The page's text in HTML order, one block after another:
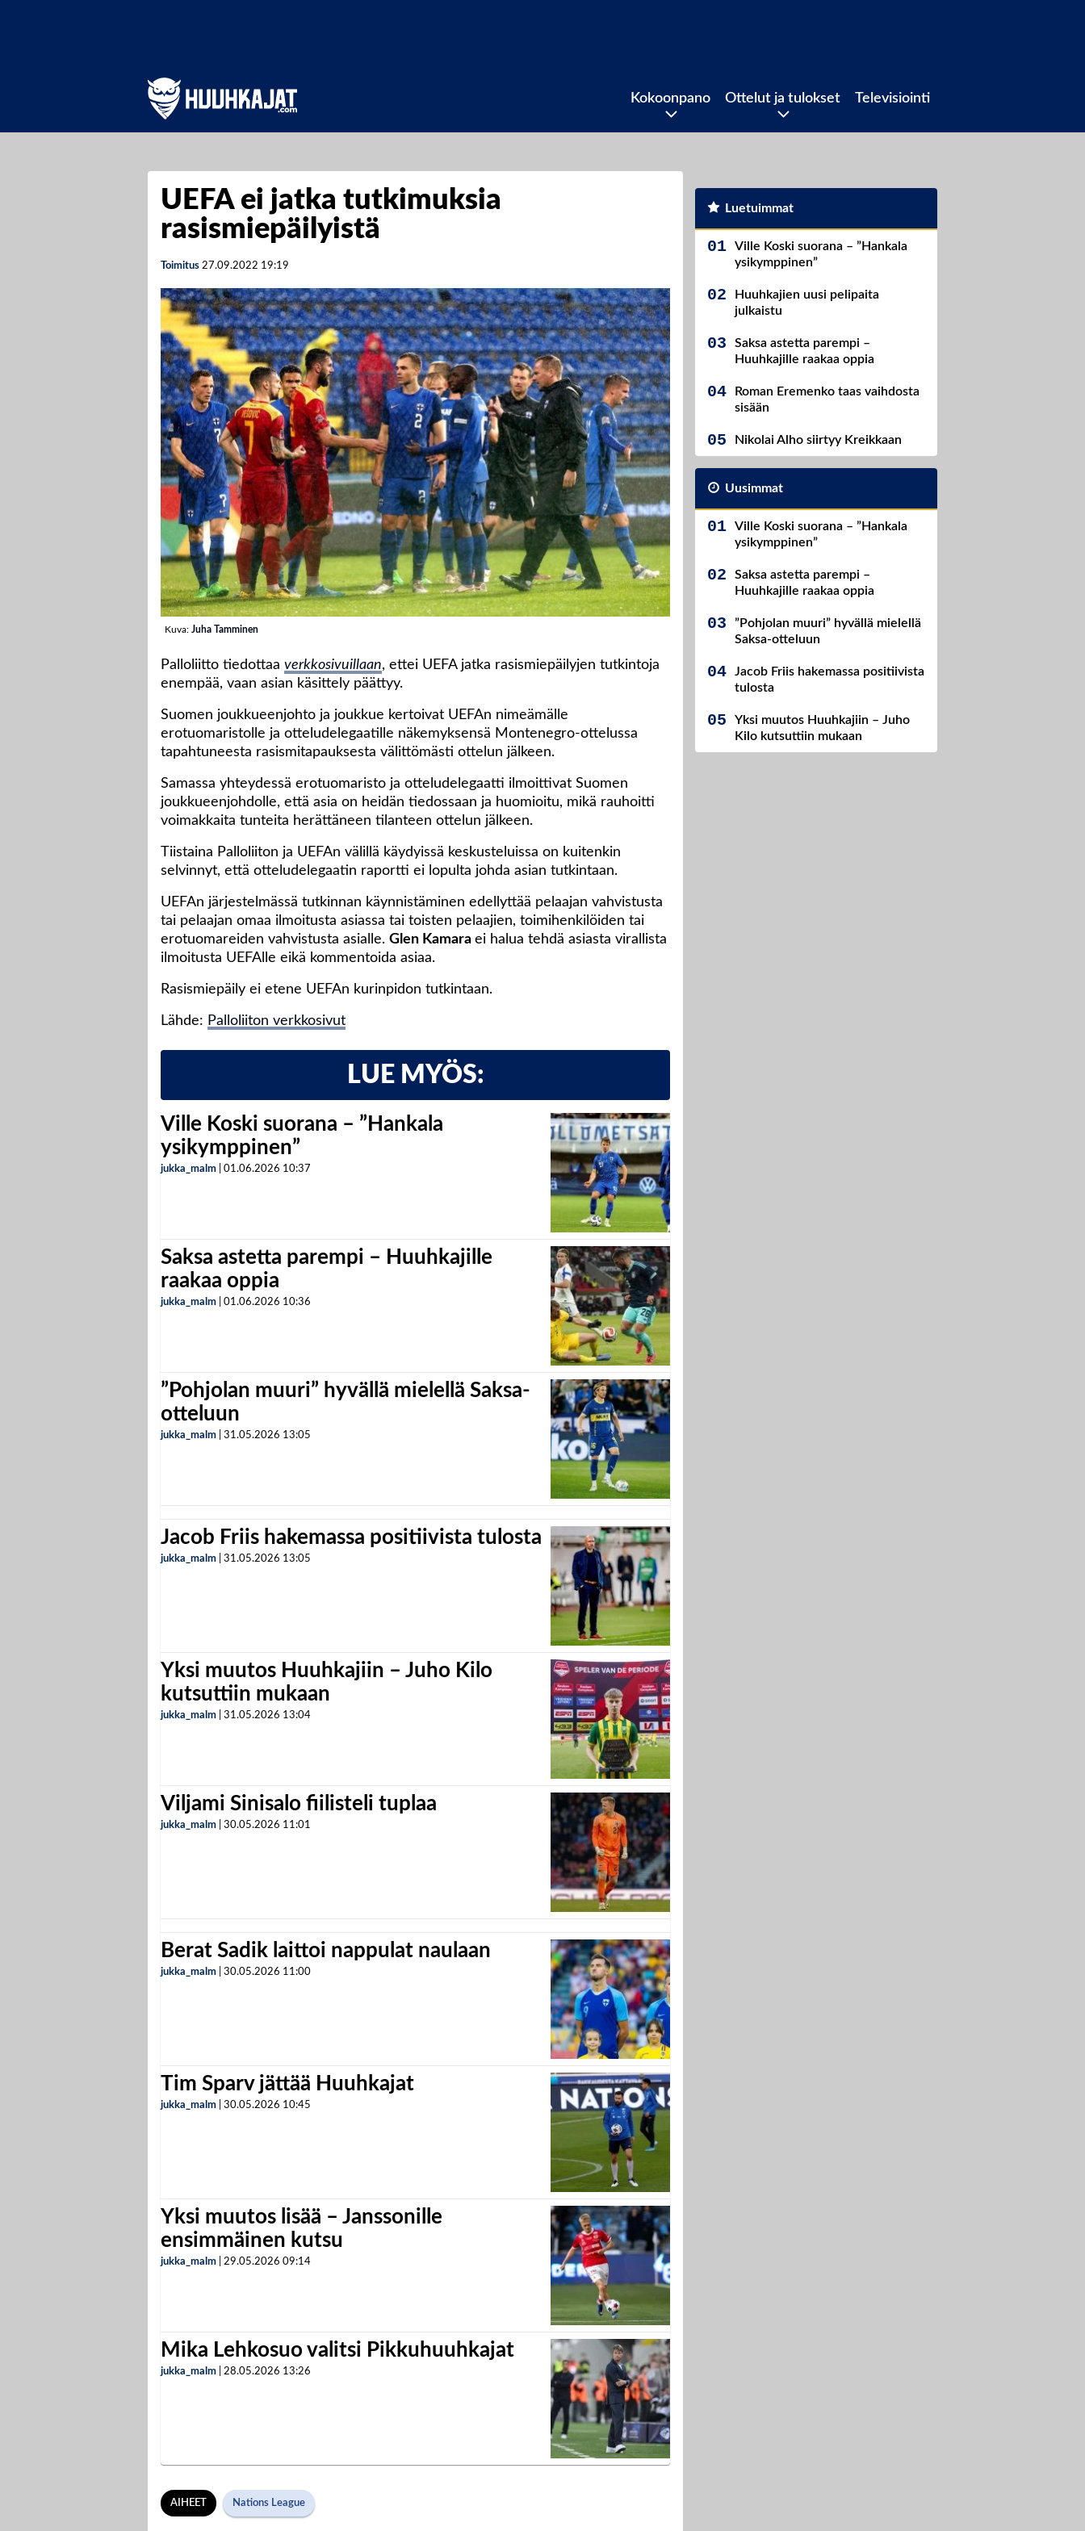
Kokoonpano Ottelut ja tulokset Televisiointi
UEFA ei jatka tutkimuksia
rasismiepäilyistä
Toimitus 27.09.2022 19:19
Kuva: Juha Tamminen
Palloliitto tiedottaa verkkosivuillaan, ettei UEFA jatka rasismiepäilyjen tutkintoja
enempää, vaan asian käsittely päättyy.
Suomen joukkueenjohto ja joukkue kertoivat UEFAn nimeämälle
erotuomaristolle ja otteludelegaatille näkemyksensä Montenegro-ottelussa
tapahtuneesta rasismitapauksesta välittömästi ottelun jälkeen.
Samassa yhteydessä erotuomaristo ja otteludelegaatti ilmoittivat Suomen
joukkueenjohdolle, että asia on heidän tiedossaan ja huomioitu, mikä rauhoitti
voimakkaita tunteita herättäneen tilanteen ottelun jälkeen.
Tiistaina Palloliiton ja UEFAn välillä käydyissä keskusteluissa on kuitenkin
selvinnyt, että otteludelegaatin raportti ei lopulta johda asian tutkintaan.
UEFAn järjestelmässä tutkinnan käynnistäminen edellyttää pelaajan vahvistusta
tai pelaajan omaa ilmoitusta asiassa tai toisten pelaajien, toimihenkilöiden tai
erotuomareiden vahvistusta asialle. Glen Kamara ei halua tehdä asiasta virallista
ilmoitusta UEFAlle eikä kommentoida asiaa.
Rasismiepäily ei etene UEFAn kurinpidon tutkintaan.
Lähde: Palloliiton verkkosivut
LUE MYÖS:
Ville Koski suorana – ”Hankala
ysikymppinen”
jukka_malm 01.06.2026 10:37
Saksa astetta parempi – Huuhkajille
raakaa oppia
jukka_malm 01.06.2026 10:36
”Pohjolan muuri” hyvällä mielellä Saksa-
otteluun
jukka_malm 31.05.2026 13:05
Jacob Friis hakemassa positiivista tulosta
jukka_malm 31.05.2026 13:05
Yksi muutos Huuhkajiin – Juho Kilo
kutsuttiin mukaan
jukka_malm 31.05.2026 13:04
Viljami Sinisalo fiilisteli tuplaa
jukka_malm 30.05.2026 11:01
Berat Sadik laittoi nappulat naulaan
jukka_malm 30.05.2026 11:00
Tim Sparv jättää Huuhkajat
jukka_malm 30.05.2026 10:45
Yksi muutos lisää – Janssonille
ensimmäinen kutsu
jukka_malm 29.05.2026 09:14
Mika Lehkosuo valitsi Pikkuhuuhkajat
jukka_malm 28.05.2026 13:26
AIHEET Nations League
Luetuimmat
Ville Koski suorana – ”Hankala
ysikymppinen”
Huuhkajien uusi pelipaita
julkaistu
Saksa astetta parempi –
Huuhkajille raakaa oppia
Roman Eremenko taas vaihdosta
sisään
Nikolai Alho siirtyy Kreikkaan
Uusimmat
Ville Koski suorana – ”Hankala
ysikymppinen”
Saksa astetta parempi –
Huuhkajille raakaa oppia
”Pohjolan muuri” hyvällä mielellä
Saksa-otteluun
Jacob Friis hakemassa positiivista
tulosta
Yksi muutos Huuhkajiin – Juho
Kilo kutsuttiin mukaan